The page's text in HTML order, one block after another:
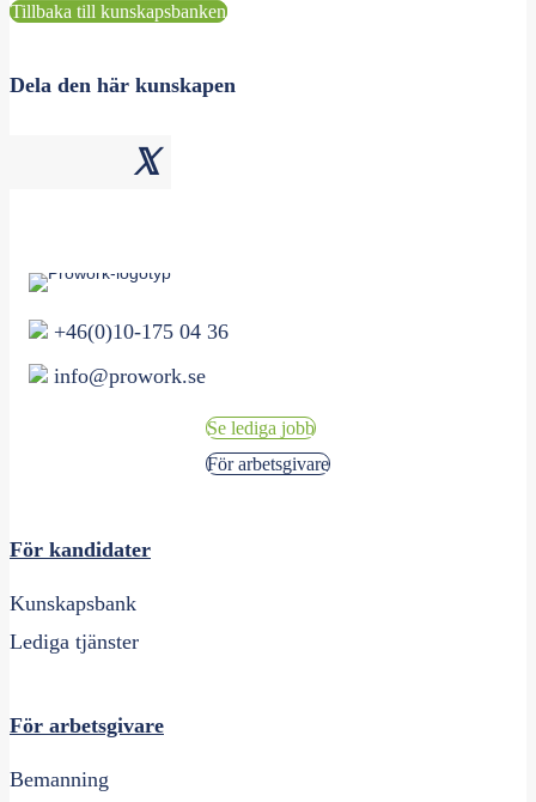
Tillbaka till kunskapsbanken
Dela den här kunskapen
𝕏
+46(0)10-175 04 36
info@prowork.se
Se lediga jobb
För arbetsgivare
För kandidater
Kunskapsbank
Lediga tjänster
För arbetsgivare
Bemanning